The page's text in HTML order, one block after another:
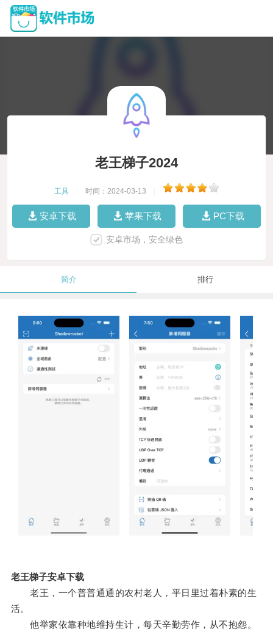
老王梯子2024
工具 时间：2024-03-13
安卓下载 苹果下载 PC下载
安卓市场，安全绿色
简介 排行
老王梯子安卓下载
老王，一个普普通通的农村老人，平日里过着朴素的生
活。
他举家依靠种地维持生计，每天辛勤劳作，从不抱怨。